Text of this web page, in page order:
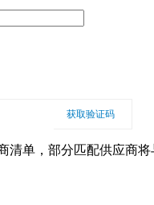
获取验证码
清单，部分匹配供应商